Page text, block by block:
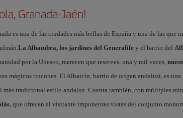
Granada-Jaén!
es una de las ciudades más bellas de España y una de las que
La Alhambra, los jardines del Generalifey el barrio del
por la Unesco, merecen que reserves, una y mil veces,
mágicos rincones. El Albaicín, barrio de origen andalusí, es
más tradicional estilo andaluz. Cuenta también, con múltiples
, que ofrecen al visitante imponentes vistas del conjunto